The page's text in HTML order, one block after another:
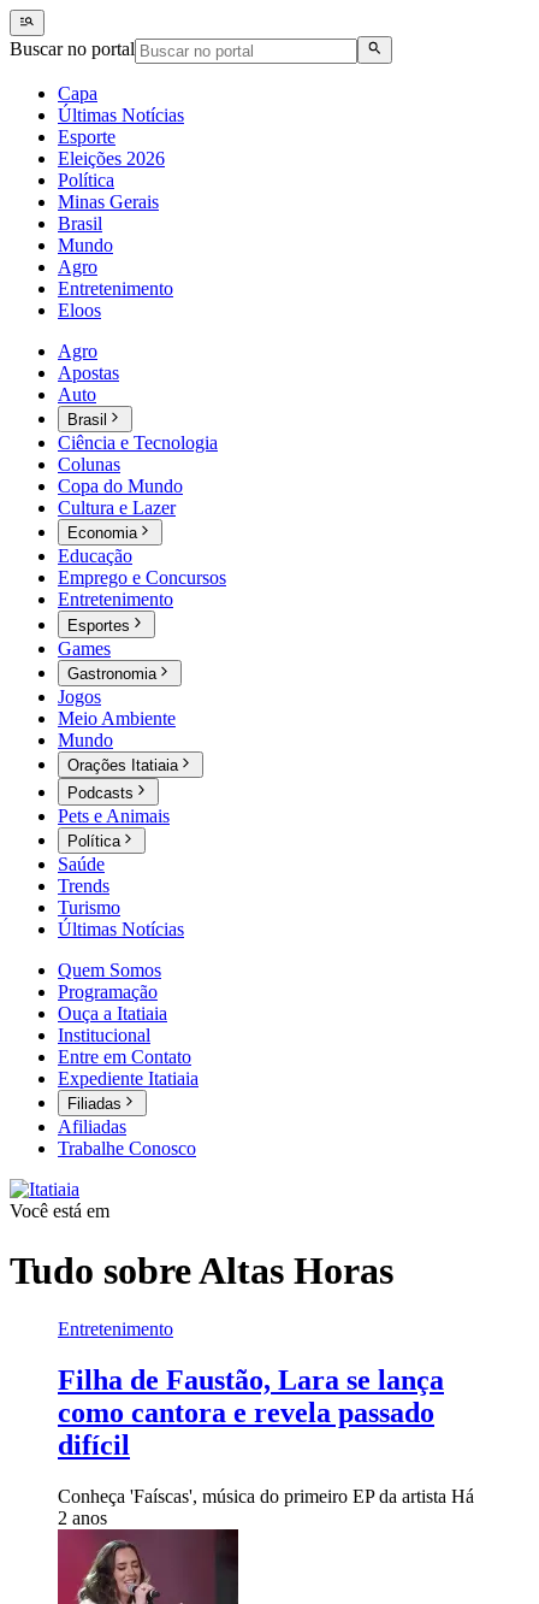
Buscar no portal
Capa
Últimas Notícias
Esporte
Eleições 2026
Política
Minas Gerais
Brasil
Mundo
Agro
Entretenimento
Eloos
Agro
Apostas
Auto
Brasil
Ciência e Tecnologia
Colunas
Copa do Mundo
Cultura e Lazer
Economia
Educação
Emprego e Concursos
Entretenimento
Esportes
Games
Gastronomia
Jogos
Meio Ambiente
Mundo
Orações Itatiaia
Podcasts
Pets e Animais
Política
Saúde
Trends
Turismo
Últimas Notícias
Quem Somos
Programação
Ouça a Itatiaia
Institucional
Entre em Contato
Expediente Itatiaia
Filiadas
Afiliadas
Trabalhe Conosco
Você está em
Tudo sobreAltas Horas
Entretenimento
Filha de Faustão, Lara se lança
como cantora e revela passado
difícil
Conheça 'Faíscas', música do primeiro EP da artista Há
2 anos